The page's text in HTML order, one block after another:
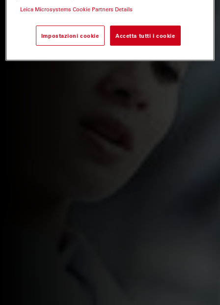
Leica Microsystems Cookie Partners Details
Impostazioni cookie Accetta tutti i cookie